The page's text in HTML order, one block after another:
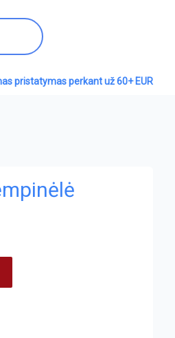
pristatymas perkant už 60+ EUR